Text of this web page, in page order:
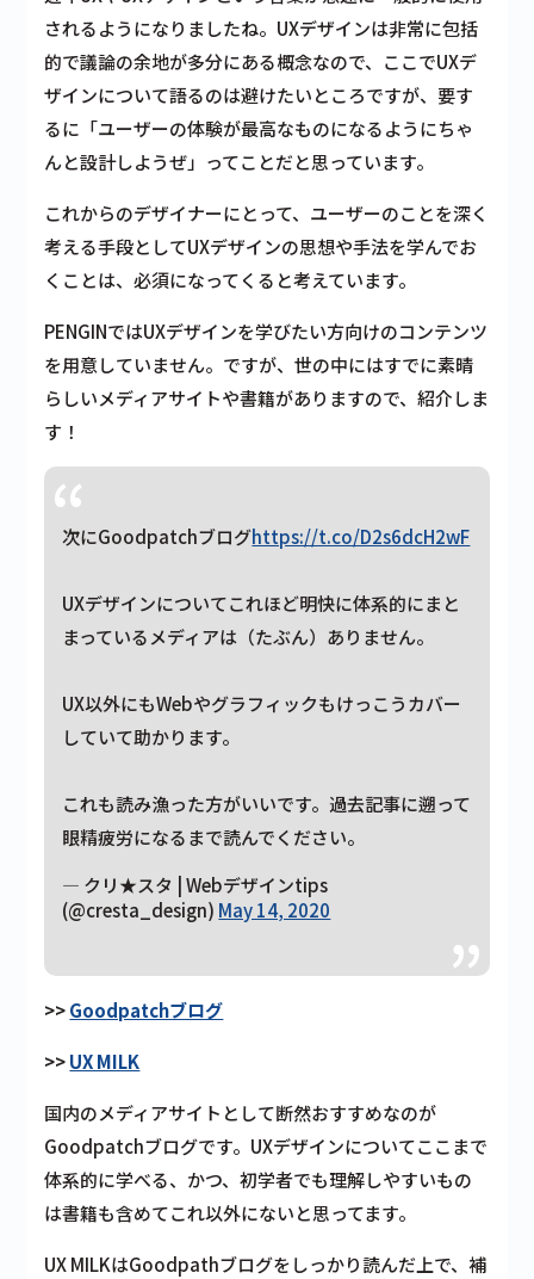
されるようになりましたね。UXデザインは非常に包括
的で議論の余地が多分にある概念なので、ここでUXデ
ザインについて語るのは避けたいところですが、要す
るに「ユーザーの体験が最高なものになるようにちゃ
んと設計しようぜ」ってことだと思っています。
これからのデザイナーにとって、ユーザーのことを深く
考える手段としてUXデザインの思想や手法を学んでお
くことは、必須になってくると考えています。
PENGINではUXデザインを学びたい方向けのコンテンツ
を用意していません。ですが、世の中にはすでに素晴
らしいメディアサイトや書籍がありますので、紹介しま
す！
次にGoodpatchブログhttps://t.co/D2s6dcH2wF
UXデザインについてこれほど明快に体系的にまと
まっているメディアは（たぶん）ありません。
UX以外にもWebやグラフィックもけっこうカバー
していて助かります。
これも読み漁った方がいいです。過去記事に遡って
眼精疲労になるまで読んでください。
— クリ★スタ | Webデザインtips
(@cresta_design) May 14, 2020
>>Goodpatchブログ
>>UX MILK
国内のメディアサイトとして断然おすすめなのが
Goodpatchブログです。UXデザインについてここまで
体系的に学べる、かつ、初学者でも理解しやすいもの
は書籍も含めてこれ以外にないと思ってます。
UX MILKはGoodpathブログをしっかり読んだ上で、補